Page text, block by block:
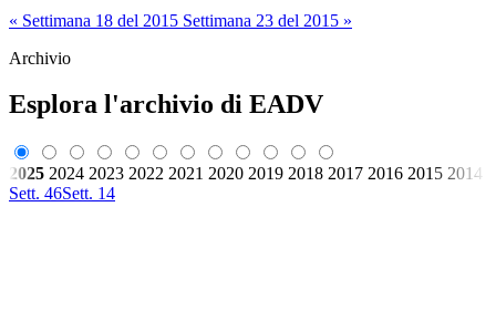
« Settimana 18 del 2015 Settimana 23 del 2015 »
Archivio
Esplora l'archivio di EADV
2025 2024 2023 2022 2021 2020 2019 2018 2017 2016 2015 2014
Sett. 46Sett. 14